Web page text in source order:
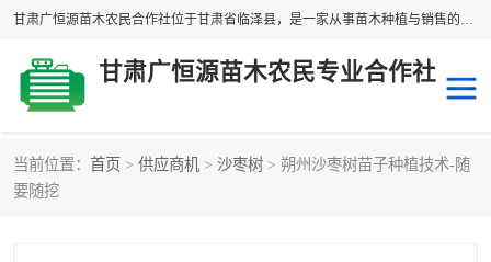
甘肃广恒源苗木农民合作社位于甘肃省临泽县，是一家从事苗木种植与销售的农民合作组织，合作社拥有苗木基地1500多亩，种植苗木品种40多个，年产各类苗木2000多万株。主营：白刺苗、红柳苗、梭梭苗等，我们以“种植一流的苗子，诚信经营”的经营理念，竭诚为每一位客户做优质的服务，欢迎来电咨询！
甘肃广恒源苗木农民专业合作社
当前位置： 首页 > 供应商机 > 沙枣树 > 朔州沙枣树苗子种植技术-随
要随挖
新疆杨